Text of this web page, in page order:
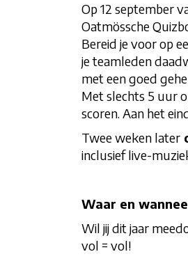
Op12 september
Oatmössche
Bereid je voor op
je teamleden
met een goed
Met slechts 5 uur
scoren. Aan het
Twee weken later
inclusief live-
Waar en
Wil jij dit jaar
vol = vol!